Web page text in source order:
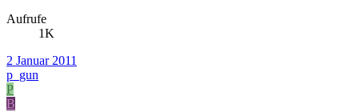
Aufrufe
1K
2 Januar 2011
p_gun
P
B